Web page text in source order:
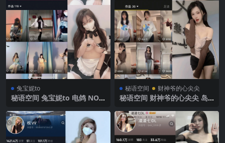
兔宝妮to
秘语空间 兔宝妮to 电鸽 NO.0
更新
秘语空间 财神爷的心尖尖
秘语空间 财神爷的心尖尖 岛
最新完整版